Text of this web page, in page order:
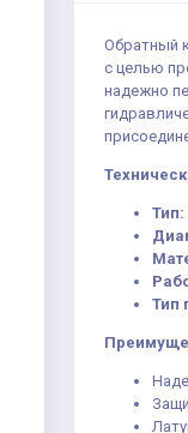
Обратный
с целью
надежно
Тип:
Тип